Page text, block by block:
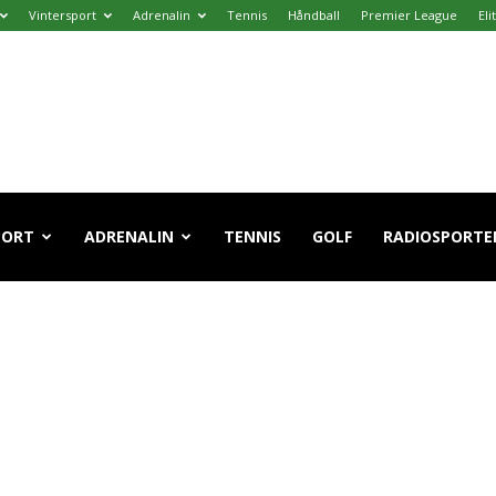
Vintersport Adrenalin Tennis Håndball Premier League
ADRENALIN TENNIS GOLF